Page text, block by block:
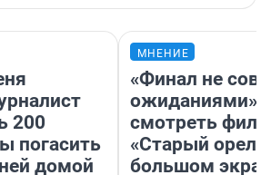
200
погасить
домой
МНЕНИЕ
«Финал не
ожиданиями»:
смотреть
«Старый орел»
большом